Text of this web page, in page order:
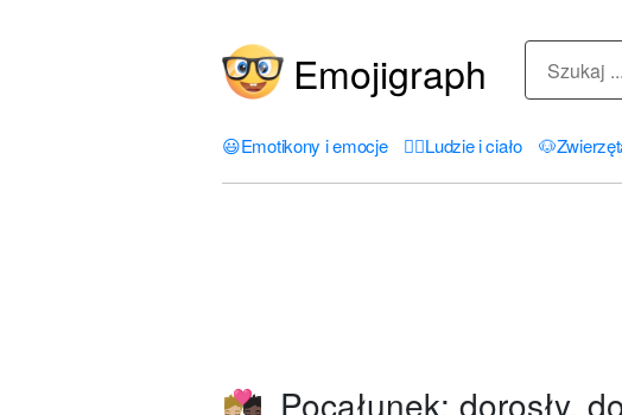
Emojigraph
😃Emotikony i emocje 🤦‍♀️Ludzie i ciało 🐶
Pocałunek: dorosły,